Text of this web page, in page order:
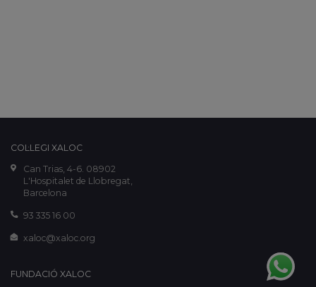
COL·LEGI XALOC
Can Trias, 4-6. 08902
L'Hospitalet de Llobregat,
Barcelona
93 335 16 00
xaloc@xaloc.org
FUNDACIÓ XALOC